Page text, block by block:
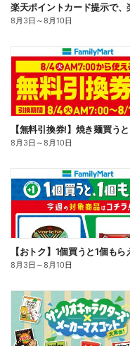
8月3日 ～8月10日
8月3日 ～8月10日
8月3日 ～8月10日